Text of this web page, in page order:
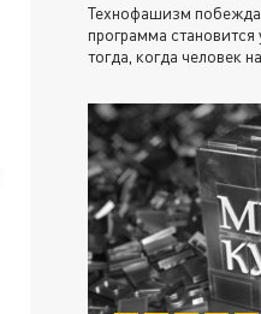
Технофашизм
программа
тогда, когда человек